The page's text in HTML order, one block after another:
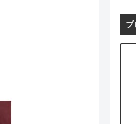
プ